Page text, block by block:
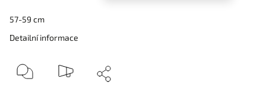
57-59 cm
Detailní informace